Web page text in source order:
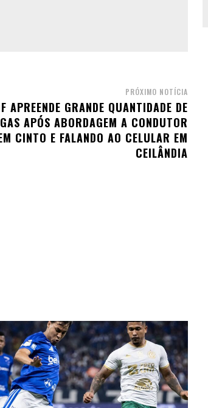
PRÓXIMO NOTÍCIA
APREENDE GRANDE QUANTIDADE DE
APÓS ABORDAGEM A CONDUTOR
CINTO E FALANDO AO CELULAR EM
CEILÂNDIA